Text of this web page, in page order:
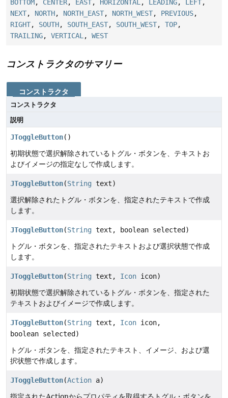
BOTTOM, CENTER, EAST, HORIZONTAL, LEADING, LEFT,
NEXT, NORTH, NORTH_EAST, NORTH_WEST, PREVIOUS,
RIGHT, SOUTH, SOUTH_EAST, SOUTH_WEST, TOP,
TRAILING, VERTICAL, WEST
コンストラクタのサマリー
コンストラクタ
コンストラクタ
説明
JToggleButton()
初期状態で選択解除されているトグル・ボタンを、テキストお
よびイメージの指定なしで作成します。
JToggleButton(String text)
選択解除されたトグル・ボタンを、指定されたテキストで作成
します。
JToggleButton(String text, boolean selected)
トグル・ボタンを、指定されたテキストおよび選択状態で作成
します。
JToggleButton(String text, Icon icon)
初期状態で選択解除されているトグル・ボタンを、指定された
テキストおよびイメージで作成します。
JToggleButton(String text, Icon icon,
boolean selected)
トグル・ボタンを、指定されたテキスト、イメージ、および選
択状態で作成します。
JToggleButton(Action a)